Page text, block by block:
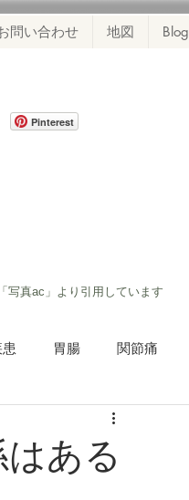
問い合わせ 地図 Blog
Pinterest
写真ac」より引用しています
胃腸 関節痛
ある